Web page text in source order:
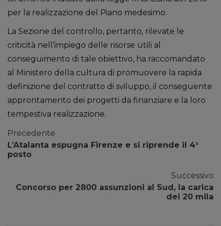
per la realizzazione del Piano medesimo.
La Sezione del controllo, pertanto, rilevate le
criticità nell’impiego delle risorse utili al
conseguimento di tale obiettivo, ha raccomandato
al Ministero della cultura di promuovere la rapida
definizione del contratto di sviluppo, il conseguente
approntamento dei progetti da finanziare e la loro
tempestiva realizzazione.
Precedente
L’Atalanta espugna Firenze e si riprende il 4°
posto
Successivo
Concorso per 2800 assunzioni al Sud, la carica
dei 20 mila